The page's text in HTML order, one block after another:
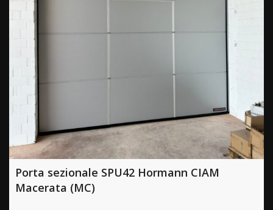
Porta sezionale SPU42 Hormann CIAM
Macerata (MC)